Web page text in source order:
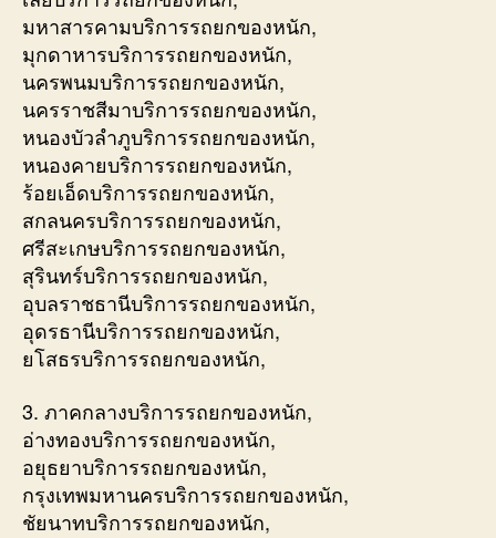
มหาสารคามบริการรถยกของหนัก,
มุกดาหารบริการรถยกของหนัก,
นครพนมบริการรถยกของหนัก,
นครราชสีมาบริการรถยกของหนัก,
หนองบัวลำภูบริการรถยกของหนัก,
หนองคายบริการรถยกของหนัก,
ร้อยเอ็ดบริการรถยกของหนัก,
สกลนครบริการรถยกของหนัก,
ศรีสะเกษบริการรถยกของหนัก,
สุรินทร์บริการรถยกของหนัก,
อุบลราชธานีบริการรถยกของหนัก,
อุดรธานีบริการรถยกของหนัก,
ยโสธรบริการรถยกของหนัก,
3. ภาคกลางบริการรถยกของหนัก,
อ่างทองบริการรถยกของหนัก,
อยุธยาบริการรถยกของหนัก,
กรุงเทพมหานครบริการรถยกของหนัก,
ชัยนาทบริการรถยกของหนัก,